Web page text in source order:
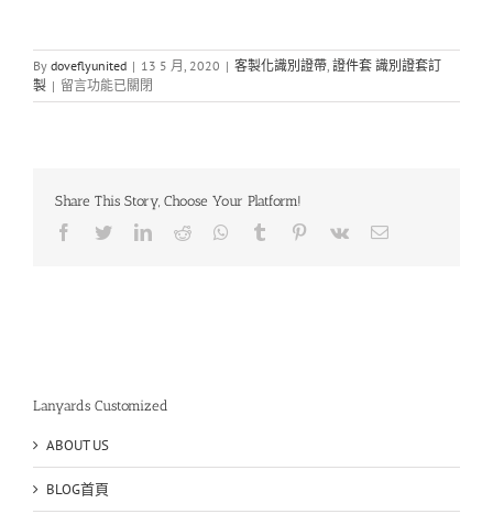
By doveflyunited | 13 5 月, 2020 | 客製化識別證帶 證件套 識別證套訂
製 | 在
〈企
美
質
感
卡
套、
證
套、
悠
留言功能已關閉
Share This Story, Choose Your Platform!
Facebook
TwitterLinkedIn
Reddit Whatsapp
Tumblr Pinterest
Vk Email
Lanyards Customized
ABOUT US
BLOG首頁